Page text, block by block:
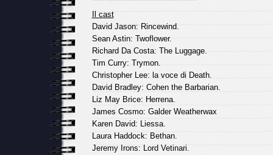
Il cast
David Jason: Rincewind.
Sean Astin: Twoflower.
Richard Da Costa: The Luggage.
Tim Curry: Trymon.
Christopher Lee: la voce di Death.
David Bradley: Cohen the Barbarian.
Liz May Brice: Herrena.
James Cosmo: Galder Weatherwax
Karen David: Liessa.
Laura Haddock: Bethan.
Jeremy Irons: Lord Vetinari.